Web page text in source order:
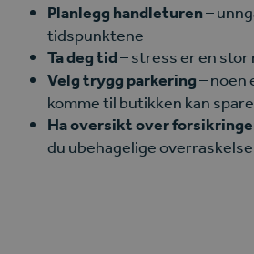
Planlegg handleturen–
tidspunktene
Ta deg tid– stress er en
Velg trygg parkering– noen
komme til butikken kan
Ha oversikt over
du ubehagelige